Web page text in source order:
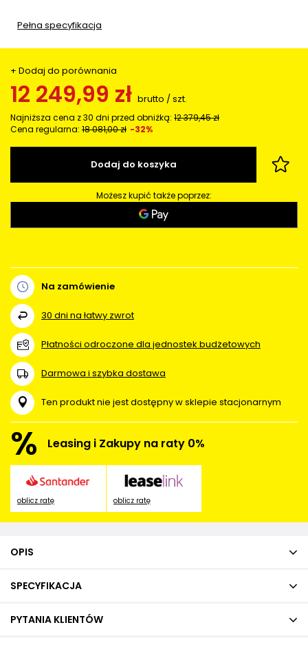
Pełna specyfikacja
+ Dodaj do porównania
12 249,99 zł brutto /szt.
Najniższa cena z 30 dni przed obniżką: 12 379,45 zł
Cena regularna: 18 081,00 zł -32%
Dodaj do koszyka
Możesz kupić także poprzez:
Na zamówienie
30 dni na łatwy zwrot
Płatności odroczone dla jednostek budżetowych
Darmowa i szybka dostawa
Ten produkt nie jest dostępny w sklepie stacjonarnym
% Leasing i Zakupy na raty 0%
oblicz ratę oblicz ratę
OPIS
SPECYFIKACJA
PYTANIA KLIENTÓW